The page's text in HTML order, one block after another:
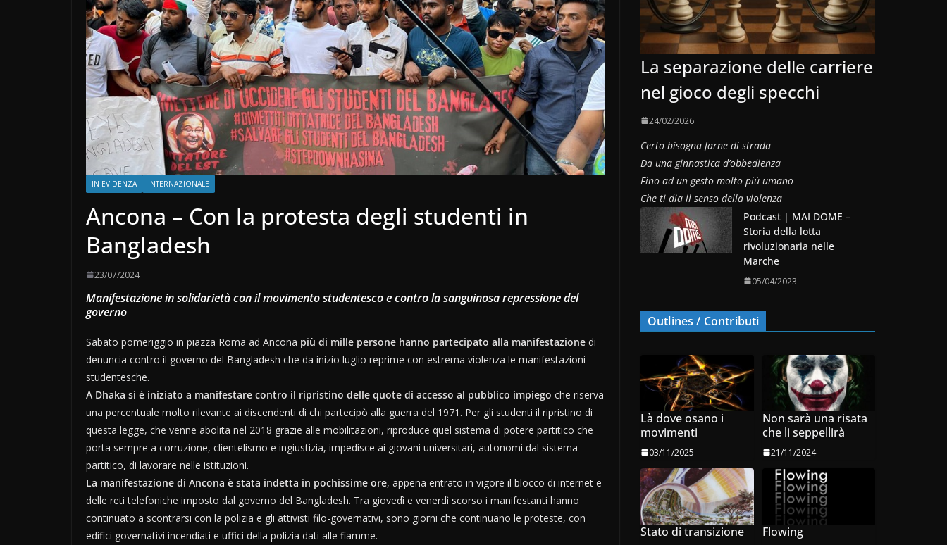
IN EVIDENZA INTERNAZIONALE
Ancona – Con la protesta degli studenti in
Bangladesh
23/07/2024
Manifestazione in solidarietà con il movimento studentesco e contro la sanguinosa repressione del
governo
Sabato pomeriggio in piazza Roma ad Ancona più di mille persone hanno partecipato alla manifestazione di
denuncia contro il governo del Bangladesh che da inizio luglio reprime con estrema violenza le manifestazioni
studentesche.
A Dhaka si è iniziato a manifestare contro il ripristino delle quote di accesso al pubblico impiego che riserva
una percentuale molto rilevante ai discendenti di chi partecipò alla guerra del 1971. Per gli studenti il ripristino di
questa legge, che venne abolita nel 2018 grazie alle mobilitazioni, riproduce quel sistema di potere partitico che
porta sempre a corruzione, clientelismo e ingiustizia, impedisce ai giovani universitari, autonomi dal sistema
partitico, di lavorare nelle istituzioni.
La manifestazione di Ancona è stata indetta in pochissime ore, appena entrato in vigore il blocco di internet e
delle reti telefoniche imposto dal governo del Bangladesh. Tra giovedì e venerdì scorso i manifestanti hanno
continuato a scontrarsi con la polizia e gli attivisti filo-governativi, sono giorni che continuano le proteste, con
edifici governativi incendiati e uffici della polizia dati alle fiamme.
La separazione delle carriere
nel gioco degli specchi
24/02/2026
Certo bisogna farne di strada
Da una ginnastica d’obbedienza
Fino ad un gesto molto più umano
Che ti dia il senso della violenza
Podcast | MAI DOME –
Storia della lotta
rivoluzionaria nelle
Marche
05/04/2023
Outlines / Contributi
Là dove osano i
movimenti
03/11/2025
Non sarà una risata
che li seppellirà
21/11/2024
Stato di transizione Flowing